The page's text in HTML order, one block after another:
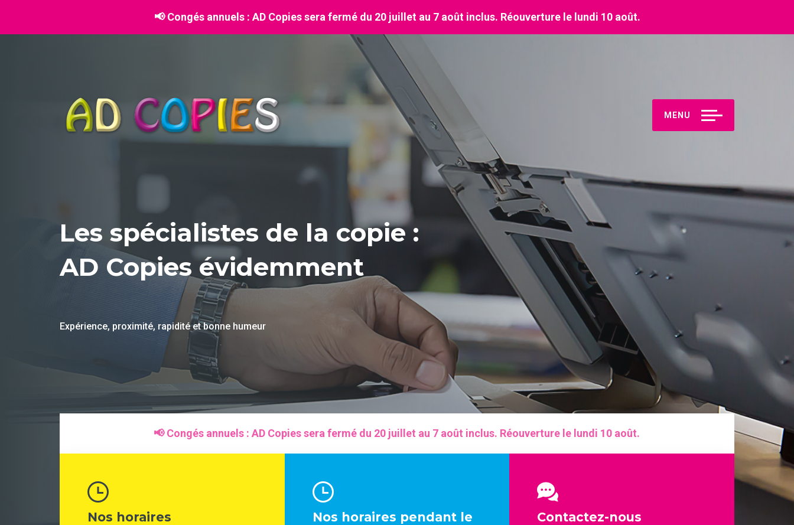
📢 Congés annuels : AD Copies sera fermé du 20 juillet au 7 août inclus. Réouverture le lundi 10 août.
MENU
Les spécialistes de la copie :
AD Copies évidemment
Expérience, proximité, rapidité et bonne humeur
📢 Congés annuels : AD Copies sera fermé du 20 juillet au 7 août inclus. Réouverture le lundi 10 août.
Nos horaires
Nos horaires pendant le
Contactez-nous